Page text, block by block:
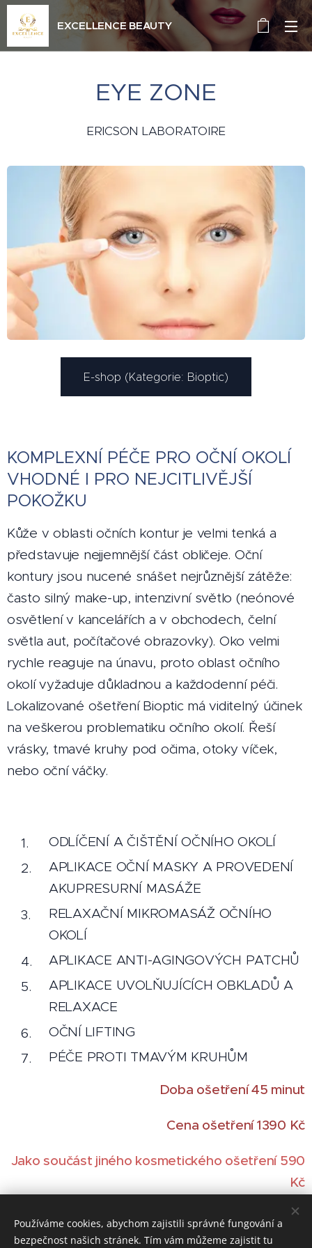
EXCELLENCE BEAUTY
EYE ZONE
ERICSON LABORATOIRE
E-shop (Kategorie: Bioptic)
KOMPLEXNÍ PÉČE PRO OČNÍ OKOLÍ
VHODNÉ I PRO NEJCITLIVĚJŠÍ
POKOŽKU
Kůže v oblasti očních kontur je velmi tenká a
představuje nejjemnější část obličeje. Oční
kontury jsou nucené snášet nejrůznější zátěže:
často silný make-up, intenzivní světlo (neónové
osvětlení v kancelářích a v obchodech, čelní
světla aut, počítačové obrazovky). Oko velmi
rychle reaguje na únavu, proto oblast očního
okolí vyžaduje důkladnou a každodenní péči.
Lokalizované ošetření Bioptic má viditelný účinek
na veškerou problematiku očního okolí. Řeší
vrásky, tmavé kruhy pod očima, otoky víček,
nebo oční váčky.
ODLÍČENÍ A ČIŠTĚNÍ OČNÍHO OKOLÍ
APLIKACE OČNÍ MASKY A PROVEDENÍ
AKUPRESURNÍ MASÁŽE
RELAXAČNÍ MIKROMASÁŽ OČNÍHO
OKOLÍ
APLIKACE ANTI-AGINGOVÝCH PATCHŮ
APLIKACE UVOLŇUJÍCÍCH OBKLADŮ A
RELAXACE
OČNÍ LIFTING
PÉČE PROTI TMAVÝM KRUHŮM
Doba ošetření 45 minut
Cena ošetření 1390 Kč
Jako součást jiného kosmetického ošetření 590
Kč
Používáme cookies, abychom zajistili správné fungování a
bezpečnost našich stránek. Tím vám můžeme zajistit tu